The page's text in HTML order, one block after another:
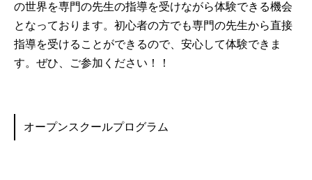
の世界を専門の先生の指導を受けながら体験できる機会
となっております。初心者の方でも専門の先生から直接
指導を受けることができるので、安心して体験できま
す。ぜひ、ご参加ください！！
オープンスクールプログラム